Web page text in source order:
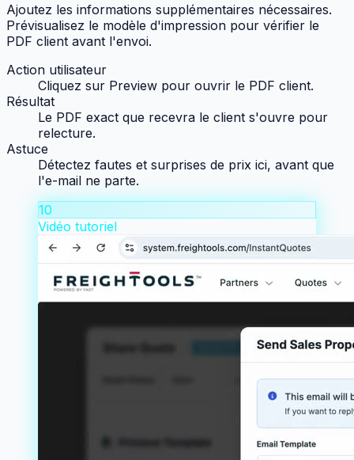
Ajoutez les informations supplémentaires nécessaires.
Prévisualisez le modèle d'impression pour vérifier le
PDF client avant l'envoi.
Action utilisateur
Cliquez sur Preview pour ouvrir le PDF client.
Résultat
Le PDF exact que recevra le client s'ouvre pour
relecture.
Astuce
Détectez fautes et surprises de prix ici, avant que
l'e-mail ne parte.
10
Vidéo tutoriel